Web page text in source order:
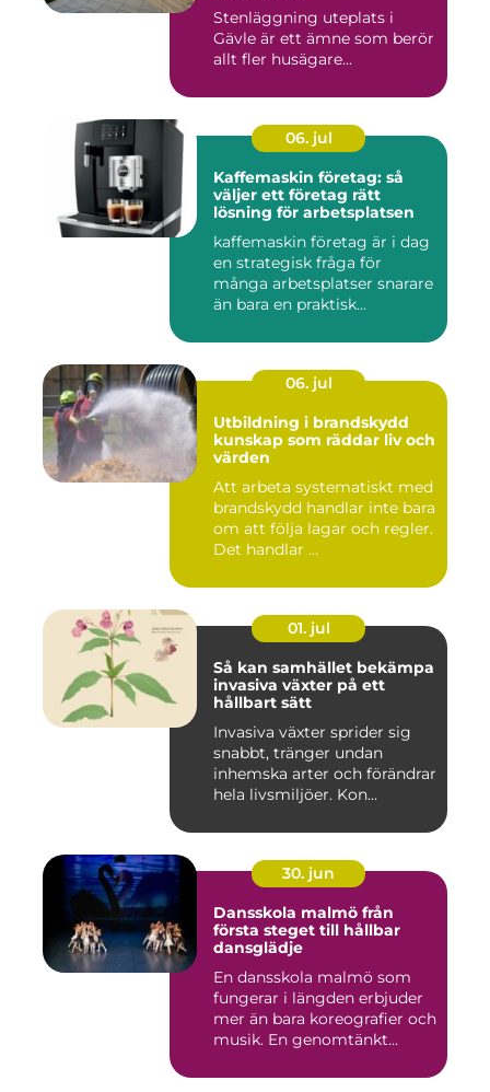
Stenläggning uteplats i
Gävle är ett ämne som berör
allt fler husägare...
06. jul
Kaffemaskin företag: så
väljer ett företag rätt
lösning för arbetsplatsen
kaffemaskin företag är i dag
en strategisk fråga för
många arbetsplatser snarare
än bara en praktisk...
06. jul
Utbildning i brandskydd
kunskap som räddar liv och
värden
Att arbeta systematiskt med
brandskydd handlar inte bara
om att följa lagar och regler.
Det handlar ...
01. jul
Så kan samhället bekämpa
invasiva växter på ett
hållbart sätt
Invasiva växter sprider sig
snabbt, tränger undan
inhemska arter och förändrar
hela livsmiljöer. Kon...
30. jun
Dansskola malmö från
första steget till hållbar
dansglädje
En dansskola malmö som
fungerar i längden erbjuder
mer än bara koreografier och
musik. En genomtänkt...